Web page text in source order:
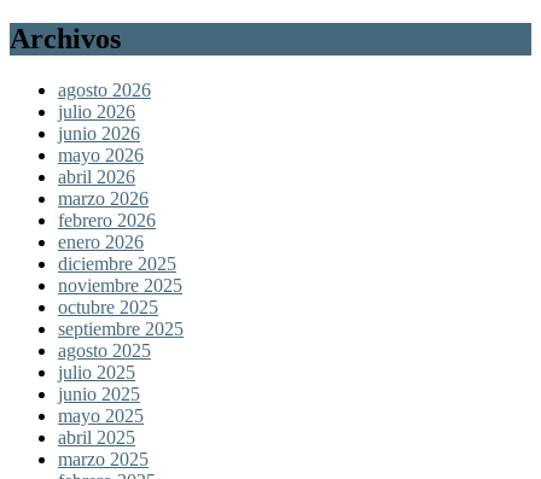
Archivos
agosto 2026
julio 2026
junio 2026
mayo 2026
abril 2026
marzo 2026
febrero 2026
enero 2026
diciembre 2025
noviembre 2025
octubre 2025
septiembre 2025
agosto 2025
julio 2025
junio 2025
mayo 2025
abril 2025
marzo 2025